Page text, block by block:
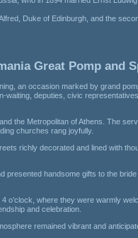
Duke of Edinburgh, and the
Great Pomp and
an occasion marked by grand
deputies, civic
the Metropolitan of Athens. The
churches rang joyfully.
richly decorated and lined with
handsome gifts to the
o’clock, where they were warmly
and celebration.
remained vibrant and